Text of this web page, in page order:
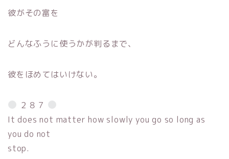
彼がその富を
どんなふうに使うかが判るまで、
彼をほめてはいけない。
２８７
It does not matter how slowly you go so long as
you do not
stop.